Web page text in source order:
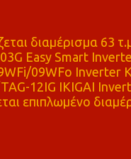
διαμέρισμα 63
Easy Smart
09WFo Inverter
12IG IKIGAI
επιπλωμένο